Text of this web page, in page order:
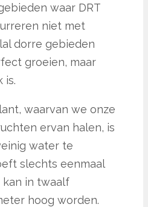
waar DRT
niet met
dorre gebieden
groeien, maar
is.
waarvan we onze
ervan halen, is
water te
slechts eenmaal
kan in twaalf
hoog worden.